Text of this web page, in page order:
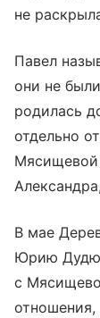
не
Павел
они не
родилась
отдельно
Мясищевой
В мае
Юрию Дудю,
с
отношения,